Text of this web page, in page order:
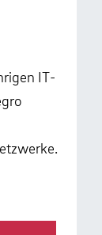
IT-